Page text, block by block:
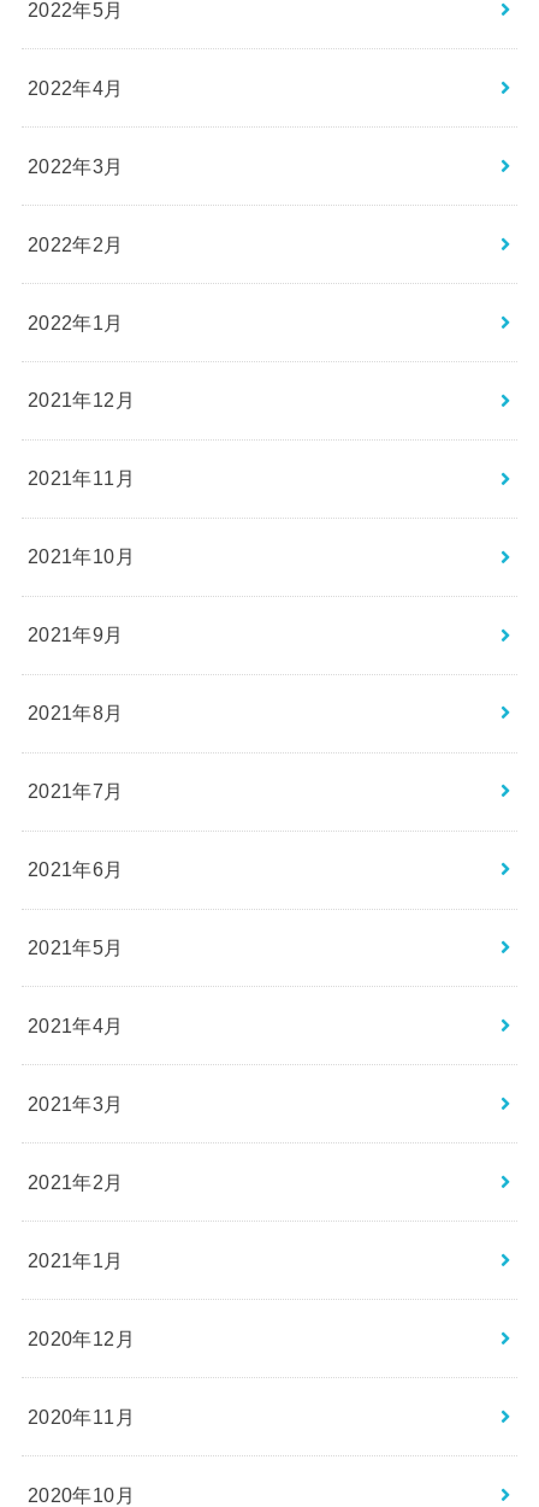
2022年5月
2022年4月
2022年3月
2022年2月
2022年1月
2021年12月
2021年11月
2021年10月
2021年9月
2021年8月
2021年7月
2021年6月
2021年5月
2021年4月
2021年3月
2021年2月
2021年1月
2020年12月
2020年11月
2020年10月